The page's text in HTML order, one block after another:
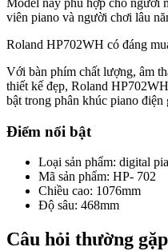
viên piano và người chơi lâu
Roland HP702WH có đáng
Với bàn phím chất lượng, âm
thiết kế đẹp, Roland
bật trong phân khúc piano điện
Điểm nổi bật
Loại sản phẩm: digital
Mã sản phẩm: HP- 702
Chiều cao: 1076mm
Độ sâu: 468mm
Câu hỏi thường gặp